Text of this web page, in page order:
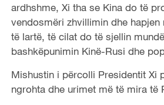
ardhshme, Xi tha se Kina do të
vendosmëri zhvillimin dhe hapjen
të lartë, të cilat do të sjellin
bashkëpunimin Kinë-Rusi dhe
Mishustin i përcolli Presidentit Xi
ngrohta dhe urimet më të mira të